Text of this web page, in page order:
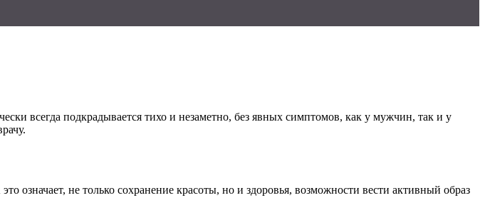
всегда подкрадывается тихо и незаметно, без явных симптомов, как у мужчин, так и у
означает, не только сохранение красоты, но и здоровья, возможности вести активный образ